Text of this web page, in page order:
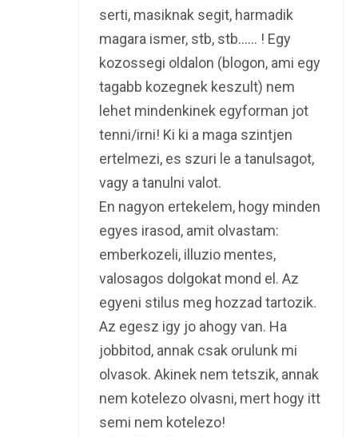
serti, masiknak segit, harmadik
magara ismer, stb, stb…… ! Egy
kozossegi oldalon (blogon, ami egy
tagabb kozegnek keszult) nem
lehet mindenkinek egyforman jot
tenni/irni! Ki ki a maga szintjen
ertelmezi, es szuri le a tanulsagot,
vagy a tanulni valot.
En nagyon ertekelem, hogy minden
egyes irasod, amit olvastam:
emberkozeli, illuzio mentes,
valosagos dolgokat mond el. Az
egyeni stilus meg hozzad tartozik.
Az egesz igy jo ahogy van. Ha
jobbitod, annak csak orulunk mi
olvasok. Akinek nem tetszik, annak
nem kotelezo olvasni, mert hogy itt
semi nem kotelezo!